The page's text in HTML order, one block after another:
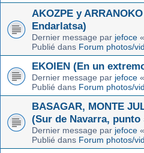
AKOZPE y
Endarlatsa)
Dernier message par jefoce «
Publié dans Forum photos/
EKOIEN (En un
Dernier message par jefoce «
Publié dans Forum photos/
BASAGAR, MONTE
(Sur de Navarra, punto
Dernier message par jefoce «
Publié dans Forum photos/